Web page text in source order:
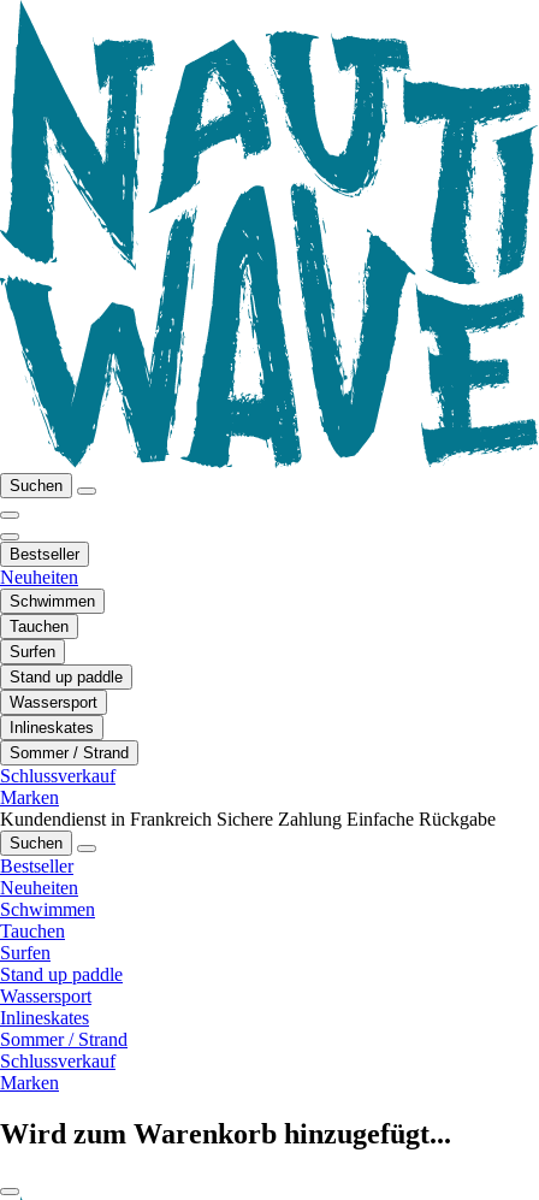
Suchen
Bestseller
Neuheiten
Schwimmen
Tauchen
Surfen
Stand up paddle
Wassersport
Inlineskates
Sommer / Strand
Schlussverkauf
Marken
Kundendienst in Frankreich Sichere Zahlung Einfache Rückgabe
Suchen
Bestseller
Neuheiten
Schwimmen
Tauchen
Surfen
Stand up paddle
Wassersport
Inlineskates
Sommer / Strand
Schlussverkauf
Marken
Wird zum Warenkorb hinzugefügt...